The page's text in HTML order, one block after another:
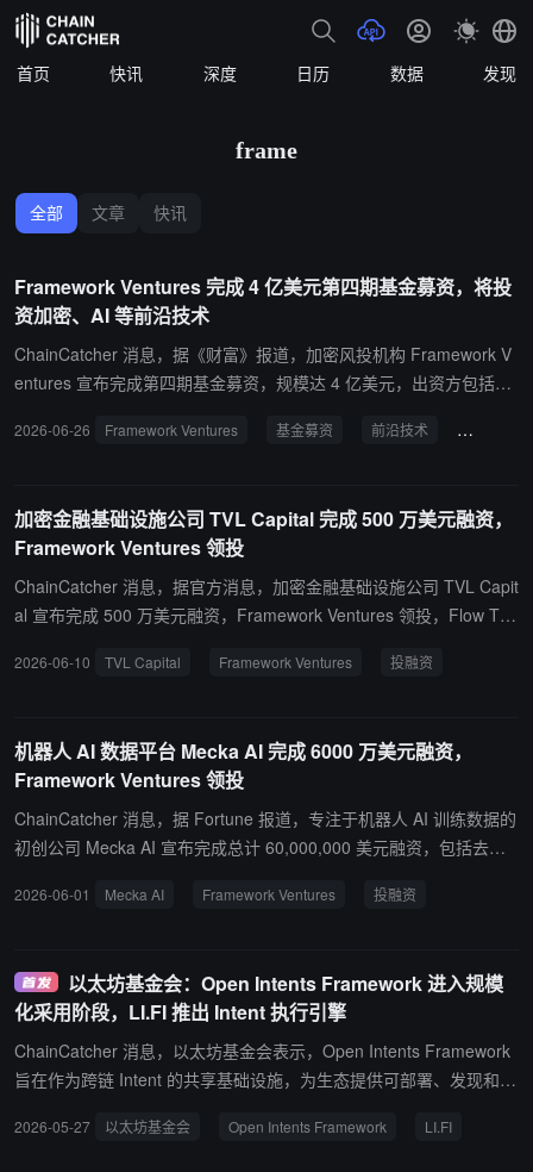
首页 快讯 深度 日历 数据 发现
frame
全部 文章 快讯
Framework Ventures 完成 4 亿美元第四期基金募资，将投
资加密、AI 等前沿技术
ChainCatcher 消息，据《财富》报道，加密风投机构 Framework V
entures 宣布完成第四期基金募资，规模达 4 亿美元，出资方包括常
Framework 联合创始人 Vance Spencer 和 Michael Anderson 表
k Ventures 成立于 2019 年，早期专注于 DeFi 领域投资，曾参与 Aa
ve、Chainlink 等头部协议的早期轮次，此前分别于 2021 年和 2022
年完成 1 亿美元和 4 亿美元规模的第二期、第三期基金募资。
2026-06-26 Framework Ventures 基金募资 前沿技术 加密以外
加密金融基础设施公司 TVL Capital 完成 500 万美元融资，
Framework Ventures 领投
ChainCatcher 消息，据官方消息，加密金融基础设施公司 TVL Capit
al 宣布完成 500 万美元融资，Framework Ventures 领投，Flow Tra
管，其产品对标传统交易所交易产品，打造合规、可组合的衍生品及
2026-06-10 TVL Capital Framework Ventures 投融资
机器人 AI 数据平台 Mecka AI 完成 6000 万美元融资，
Framework Ventures 领投
ChainCatcher 消息，据 Fortune 报道，专注于机器人 AI 训练数据的
初创公司 Mecka AI 宣布完成总计 60,000,000 美元融资，包括去年
融资。两轮融资均由 Framework Ventures 领投，Menlo Ventures、
物理行为数据，用于训练机器人 AI 模型。 公司创始人兼 CEO Josh
Gao 表示，其核心理念是利用人类行为数据而非传统遥操作（Teleop
eration）数据训练机器人，从而提升机器人在现实世界中的通用能
力。 据介绍，Mecka AI 成立于 2025 年，目前拥有约 40 名员工。
计可达到 100,000,000 美元，但暂未披露具体客户名单。 Framewor
2026-06-01 Mecka AI Framework Ventures 投融资
以太坊基金会：Open Intents Framework 进入规模
化采用阶段，LI.FI 推出 Intent 执行引擎
ChainCatcher 消息，以太坊基金会表示，Open Intents Framework
旨在作为跨链 Intent 的共享基础设施，为生态提供可部署、发现和执
这是一套面向同链与跨链转账的全栈执行引擎，通过专业 Solver 网
2026-05-27 以太坊基金会 Open Intents Framework LI.FI